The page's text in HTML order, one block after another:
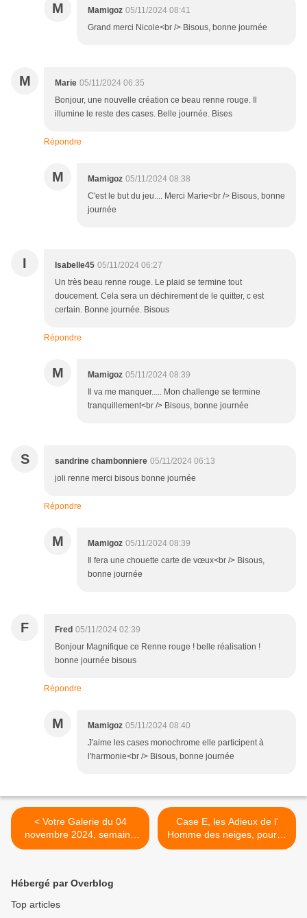
M Mamigoz 05/11/2024 08:41
Grand merci Nicole<br /> Bisous, bonne journée
M Marie 05/11/2024 06:35
Bonjour, une nouvelle création ce beau renne rouge. Il
illumine le reste des cases. Belle journée. Bises
Répondre
M Mamigoz 05/11/2024 08:38
C'est le but du jeu.... Merci Marie<br /> Bisous, bonne
journée
I Isabelle45 05/11/2024 06:27
Un très beau renne rouge. Le plaid se termine tout
doucement. Cela sera un déchirement de le quitter, c est
certain. Bonne journée. Bisous
Répondre
M Mamigoz 05/11/2024 08:39
Il va me manquer..... Mon challenge se termine
tranquillement<br /> Bisous, bonne journée
S sandrine chambonniere 05/11/2024 06:13
joli renne merci bisous bonne journée
Répondre
M Mamigoz 05/11/2024 08:39
Il fera une chouette carte de vœux<br /> Bisous,
bonne journée
F Fred 05/11/2024 02:39
Bonjour Magnifique ce Renne rouge ! belle réalisation !
bonne journée bisous
Répondre
M Mamigoz 05/11/2024 08:40
J'aime les cases monochrome elle participent à
l'harmonie<br /> Bisous, bonne journée
< Votre Galerie du 04
novembre 2024, semaine
45
Case E, les Adieux de l'
Homme des neiges, pour le
Plaid en Fêtes >
Hébergé par Overblog
Top articles